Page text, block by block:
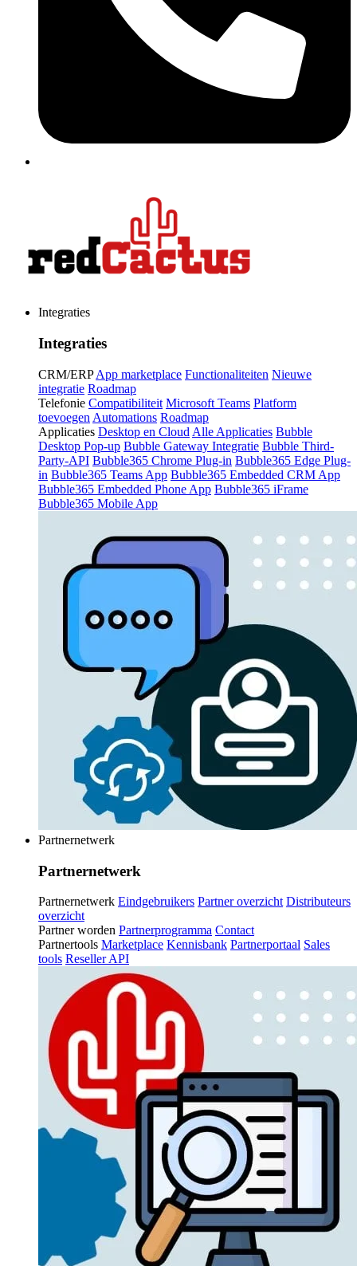
Integraties
Integraties
CRM/ERP App marketplace Functionaliteiten Nieuwe
integratie Roadmap
Telefonie Compatibiliteit Microsoft Teams Platform
toevoegen Automations Roadmap
Applicaties Desktop en Cloud Alle Applicaties Bubble
Desktop Pop-up Bubble Gateway Integratie Bubble Third-
Party-API Bubble365 Chrome Plug-in Bubble365 Edge Plug-
in Bubble365 Teams App Bubble365 Embedded CRM App
Bubble365 Embedded Phone App Bubble365 iFrame
Bubble365 Mobile App
Partnernetwerk
Partnernetwerk
Partnernetwerk Eindgebruikers Partner overzicht Distributeurs
overzicht
Partner worden Partnerprogramma Contact
Partnertools Marketplace Kennisbank Partnerportaal Sales
tools Reseller API